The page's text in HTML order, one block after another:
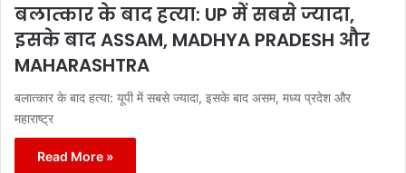
बलात्‍कार के बाद हत्या: UP में सबसे ज्यादा,
इसके बाद ASSAM, MADHYA PRADESH और
MAHARASHTRA
बलात्‍कार के बाद हत्या: यूपी में सबसे ज्यादा, इसके बाद असम, मध्‍य प्रदेश और
महाराष्‍ट्र
Read More »